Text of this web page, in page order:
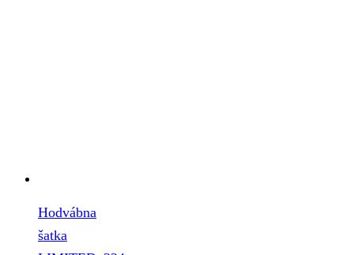
Hodvábna
šatka